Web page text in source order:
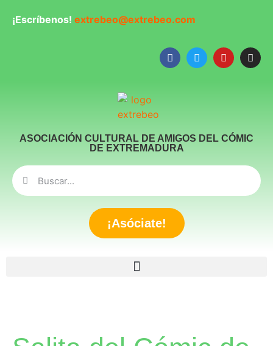
¡Escríbenos! extrebeo@extrebeo.com
ASOCIACIÓN CULTURAL DE AMIGOS DEL CÓMIC
DE EXTREMADURA
¡Asóciate!